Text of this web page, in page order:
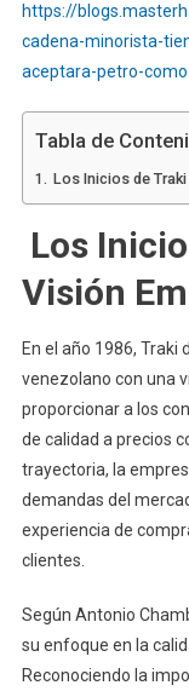
https://
cadena-minorista-
aceptara-petro-
Tabla de
Los Inicios de
Los
Visión
En el año 1986,
venezolano con una
proporcionar a los
de calidad a precios
trayectoria, la
demandas del
experiencia de
clientes.
Según Antonio
su enfoque en la
Reconociendo la